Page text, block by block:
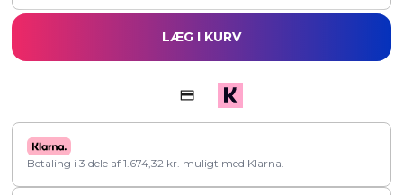
LÆG I KURV
Betaling i 3 dele af 1.674,32 kr. muligt med Klarna.